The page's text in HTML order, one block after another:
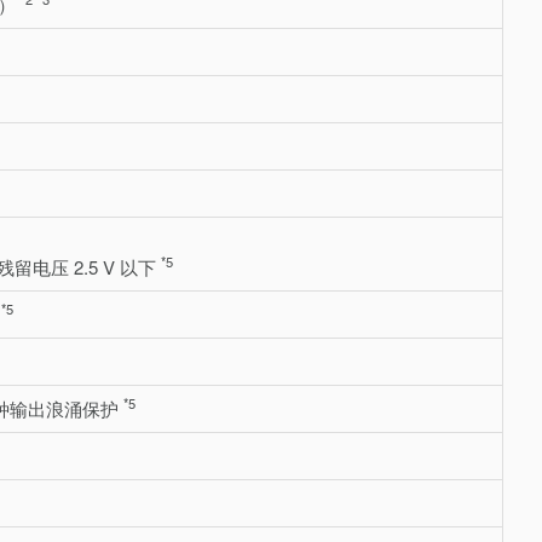
电压 2.5 V 以下 *5
*5
输出浪涌保护 *5